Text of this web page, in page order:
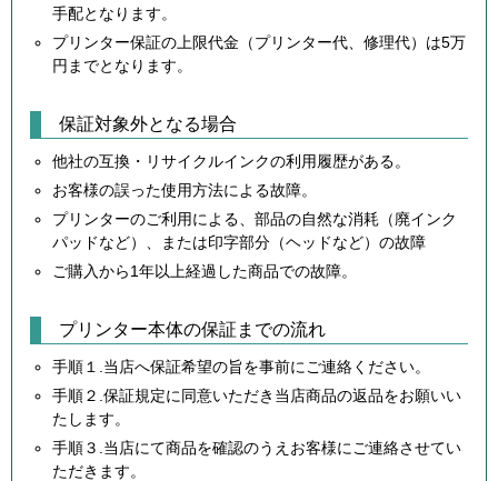
手配となります。
プリンター保証の上限代金（プリンター代、修理代）は5万
円までとなります。
保証対象外となる場合
他社の互換・リサイクルインクの利用履歴がある。
お客様の誤った使用方法による故障。
プリンターのご利用による、部品の自然な消耗（廃インク
パッドなど）、または印字部分（ヘッドなど）の故障
ご購入から1年以上経過した商品での故障。
プリンター本体の保証までの流れ
手順１.当店へ保証希望の旨を事前にご連絡ください。
手順２.保証規定に同意いただき当店商品の返品をお願いい
たします。
手順３.当店にて商品を確認のうえお客様にご連絡させてい
ただきます。